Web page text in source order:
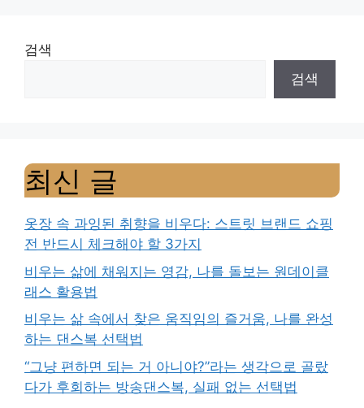
검색
검색
최신 글
옷장 속 과잉된 취향을 비우다: 스트릿 브랜드 쇼핑
전 반드시 체크해야 할 3가지
비우는 삶에 채워지는 영감, 나를 돌보는 원데이클
래스 활용법
비우는 삶 속에서 찾은 움직임의 즐거움, 나를 완성
하는 댄스복 선택법
“그냥 편하면 되는 거 아니야?”라는 생각으로 골랐
다가 후회하는 방송댄스복, 실패 없는 선택법